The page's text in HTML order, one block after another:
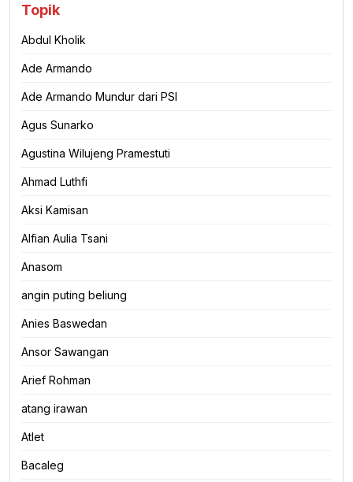
Topik
Abdul Kholik
Ade Armando
Ade Armando Mundur dari PSI
Agus Sunarko
Agustina Wilujeng Pramestuti
Ahmad Luthfi
Aksi Kamisan
Alfian Aulia Tsani
Anasom
angin puting beliung
Anies Baswedan
Ansor Sawangan
Arief Rohman
atang irawan
Atlet
Bacaleg